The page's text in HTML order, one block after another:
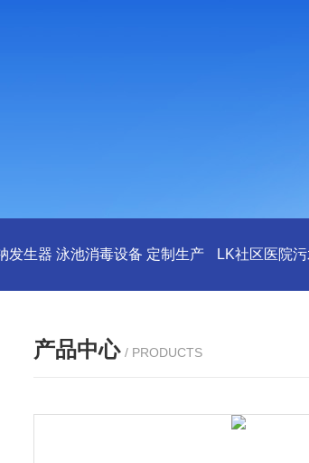
发生器 泳池消毒设备 定制生产 LK社区医院
产品中心 / PRODUCTS